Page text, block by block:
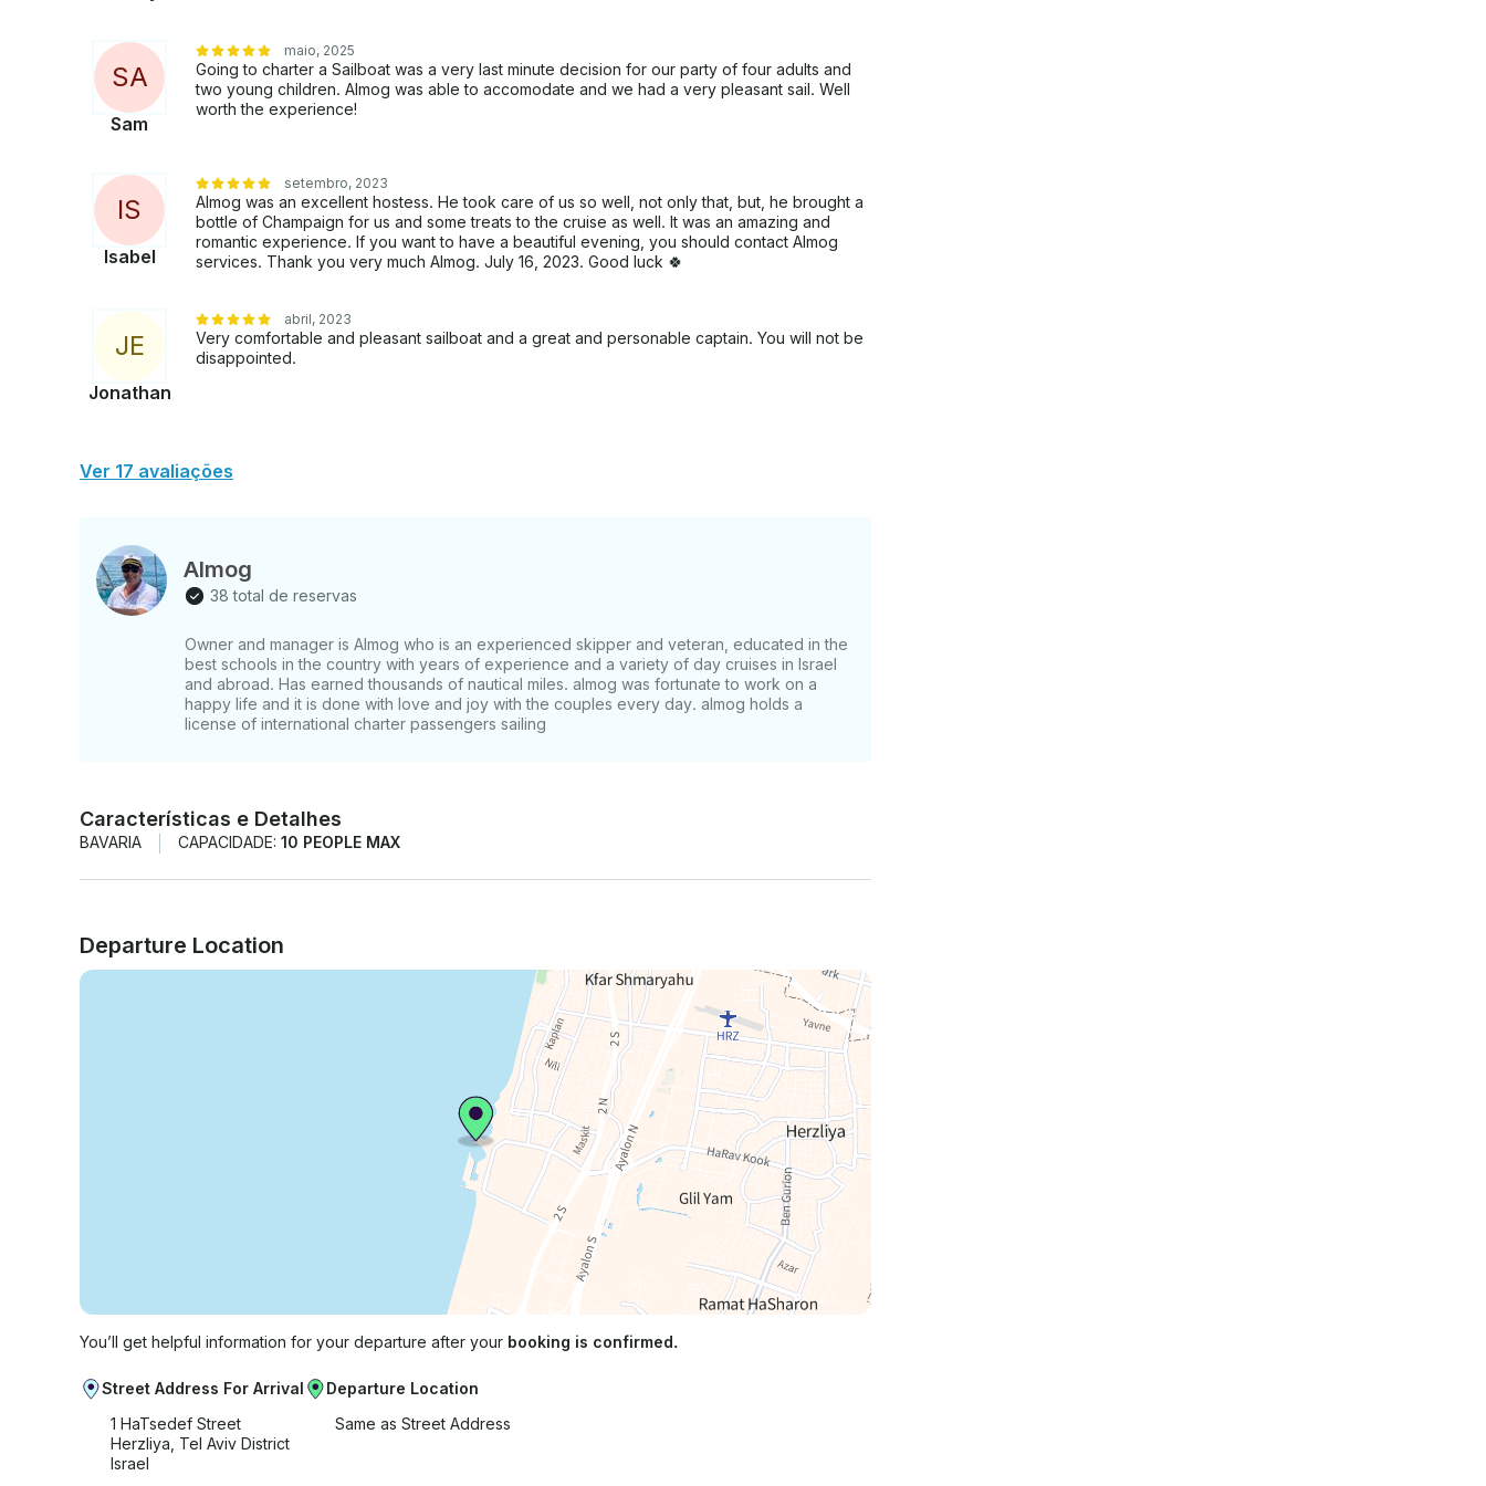
grande e luxuoso, equipado com equipamentos de segurança, vamos mimá-lo ao mais alto
nível e proporcionar uma navegação descontraída e segura. Este iate de luxo tem os
recursos mais recentes para sua conveniência e indulgência .No andar superior, há uma área
de relaxamento, incluindo um colchão confortável, travesseiros, enquanto desfruta de uma
taça de champanhe e música. O deck abaixo é decorado com balões e um grande cartaz de
seguro completo e adequado. Se você tiver alguma dúvida, podemos respondê-la por meio
da plataforma de mensagens da GetMyBoat antes de você pagar. Basta clicar em “Solicitar
reserva” e nos enviar uma pergunta para uma oferta personalizada
SA
Sam
maio, 2025
Going to charter a Sailboat was a very last minute decision for our party of four adults and
two young children. Almog was able to accomodate and we had a very pleasant sail. Well
worth the experience!
IS
Isabel
setembro, 2023
Almog was an excellent hostess. He took care of us so well, not only that, but, he brought a
bottle of Champaign for us and some treats to the cruise as well. It was an amazing and
romantic experience. If you want to have a beautiful evening, you should contact Almog
services. Thank you very much Almog. July 16, 2023. Good luck 🍀
JE
Jonathan
abril, 2023
Very comfortable and pleasant sailboat and a great and personable captain. You will not be
disappointed.
Ver 17 avaliações
Almog
38 total de reservas
Owner and manager is Almog who is an experienced skipper and veteran, educated in the
best schools in the country with years of experience and a variety of day cruises in Israel
and abroad. Has earned thousands of nautical miles. almog was fortunate to work on a
happy life and it is done with love and joy with the couples every day. almog holds a
license of international charter passengers sailing
Características e Detalhes
BAVARIA CAPACIDADE: 10 PEOPLE MAX
Departure Location
You’ll get helpful information for your departure after your booking is confirmed.
Street Address For Arrival
1 HaTsedef Street
Herzliya, Tel Aviv District
Israel
Departure Location
Same as Street Address